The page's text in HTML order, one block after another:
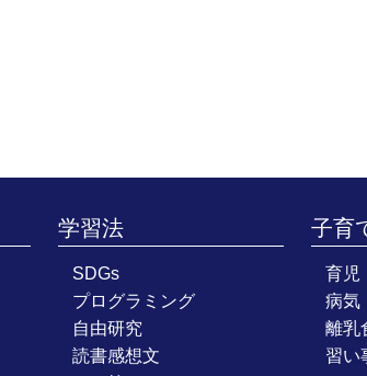
学習法
SDGs
プログラミング
自由研究
読書感想文
子育
育児
病気
離乳
習い